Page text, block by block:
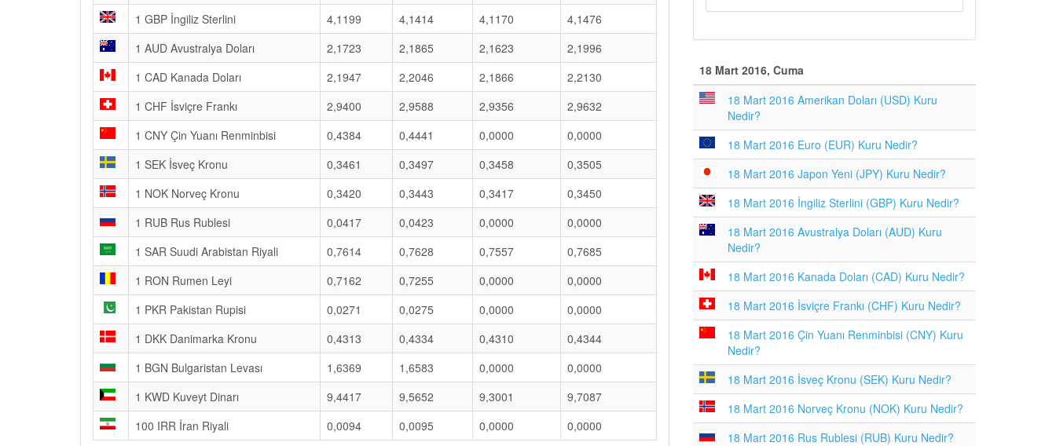
1 GBP İngiliz Sterlini
4,1199 4,1414 4,1170
4,1476
1 AUD Avustralya Doları
2,1723 2,1865 2,1623
2,1996
1 CAD Kanada Doları
2,1947 2,2046 2,1866
2,2130
1 CHF İsviçre Frankı
2,9400 2,9588 2,9356
2,9632
1 CNY Çin Yuanı Renminbisi
0,4384 0,4441 0,0000
0,0000
1 SEK İsveç Kronu
0,3461 0,3497 0,3458
0,3505
1 NOK Norveç Kronu
0,3420 0,3443 0,3417
0,3450
1 RUB Rus Rublesi
0,0417 0,0423 0,0000
0,0000
1 SAR Suudi Arabistan Riyali
0,7614 0,7628 0,7557
0,7685
1 RON Rumen Leyi
0,7162 0,7255 0,0000
0,0000
1 PKR Pakistan Rupisi
0,0271 0,0275 0,0000
0,0000
1 DKK Danimarka Kronu
0,4313 0,4334 0,4310
0,4344
1 BGN Bulgaristan Levası
1,6369 1,6583 0,0000
0,0000
1 KWD Kuveyt Dinarı
9,4417 9,5652 9,3001
9,7087
100 IRR İran Riyali
0,0094 0,0095 0,0000 0,0000
18 Mart 2016, Cuma
18 Mart 2016 Amerikan Doları (USD) Kuru
Nedir?
18 Mart 2016 Euro (EUR) Kuru Nedir?
18 Mart 2016 Japon Yeni (JPY) Kuru Nedir?
18 Mart 2016 İngiliz Sterlini (GBP) Kuru Nedir?
18 Mart 2016 Avustralya Doları (AUD) Kuru
Nedir?
18 Mart 2016 Kanada Doları (CAD) Kuru Nedir?
18 Mart 2016 İsviçre Frankı (CHF) Kuru Nedir?
18 Mart 2016 Çin Yuanı Renminbisi (CNY) Kuru
Nedir?
18 Mart 2016 İsveç Kronu (SEK) Kuru Nedir?
18 Mart 2016 Norveç Kronu (NOK) Kuru Nedir?
18 Mart 2016 Rus Rublesi (RUB) Kuru Nedir?